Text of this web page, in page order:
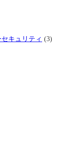
キュリティ (3)